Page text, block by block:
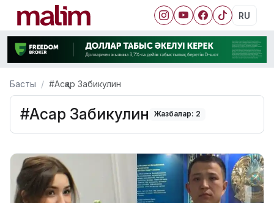
RU
Басты #Асқар Забикулин
#Асқар Забикулин Жазбалар: 2